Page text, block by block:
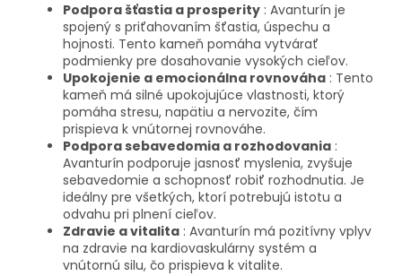
Podpora šťastia a prosperity : Avanturín je
spojený s priťahovaním šťastia, úspechu a
hojnosti. Tento kameň pomáha vytvárať
podmienky pre dosahovanie vysokých cieľov.
Upokojenie a emocionálna rovnováha : Tento
kameň má silné upokojujúce vlastnosti, ktorý
pomáha stresu, napätiu a nervozite, čím
prispieva k vnútornej rovnováhe.
Podpora sebavedomia a rozhodovania :
Avanturín podporuje jasnosť myslenia, zvyšuje
sebavedomie a schopnosť robiť rozhodnutia. Je
ideálny pre všetkých, ktorí potrebujú istotu a
odvahu pri plnení cieľov.
Zdravie a vitalita : Avanturín má pozitívny vplyv
na zdravie na kardiovaskulárny systém a
vnútornú silu, čo prispieva k vitalite.